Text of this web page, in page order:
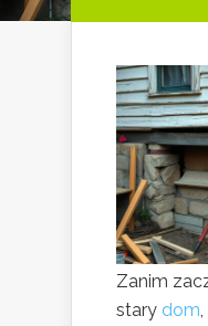
Zanim
stary dom